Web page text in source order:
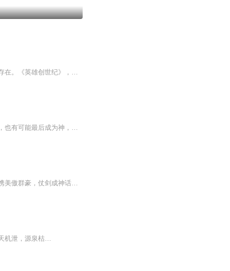
【内容简介】英雄，就是那种自身实力强大，他率领的部队也会随英雄的强大而强大的神圣存在。《英雄创世纪》，一款由美国，中国，欧盟，俄罗斯，印度，日本，韩国共同开发，集奇幻，冒险，战争，贸易，领地建设，航海，竞技，休闲于一体的世界级网游，全世...
这里有最危险的任务，有最丰厚的报酬。下一秒可能是生命的终结、可能是不能回头的深渊，也有可能最后成为神，站在众生的顶端！（PS：重要的事情说三遍，此书不做任何商用，不做任何商用，不做任何商用，仅是个人爱好！！！）
【内容简介】辟邪剑谱，我练是不练？九阳真经，我偷是不偷？穿梭在武侠世界里，看我如携美傲群豪，仗剑成神话！【作者/主播简介】作者：望天邀明月，网络小说作家。主播：声刻时光工作室。【购买须知】1、本作品为付费有声书，前66集为免费试听，购买成功...
机泄，源泉枯…